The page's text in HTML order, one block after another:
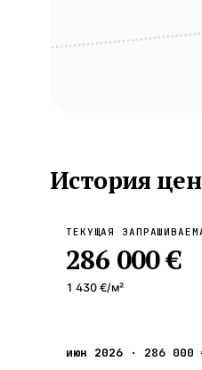
История
ТЕКУЩАЯ
286 000 €
1 430 €/м²
июн 2026 · 286 000